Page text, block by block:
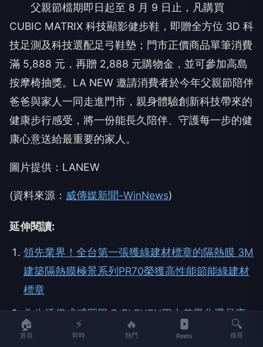
滿 5,888 元，再贈 2,888 元購物金，並可參加高島
按摩椅抽獎。LA NEW 邀請消費者於今年父親節陪伴
爸爸與家人一同走進門市，親身體驗創新科技帶來的
健康步行感受，將一份能長久陪伴、守護每一步的健
康心意送給最重要的家人。
圖片提供：LANEW
(資料來源：威傳媒新聞-WinNews
延伸閱讀:
領先業界！全台第一張獲綠建材標章的隔熱膜 3M
標章
為生活儀式感買單 7-ELEVEN四大差異化選品專
區搶攻情緒消費經濟 今夏最潮配件！再度攜手
「BEAMS DESIGN」推19款獨家新品
來自泰國最經典風味，全球年銷量4600萬瓶的IF
100%椰子水強勢登陸全家
🏠
首頁
⚡
即時
🔥
熱門 Reels
🔍
搜尋